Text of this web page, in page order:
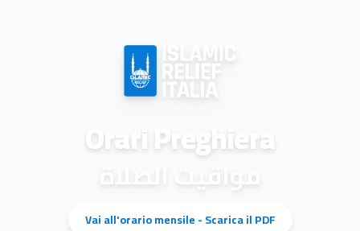
Orari Preghiera
مواقيت الصلاة
Vai all'orario mensile - Scarica il PDF